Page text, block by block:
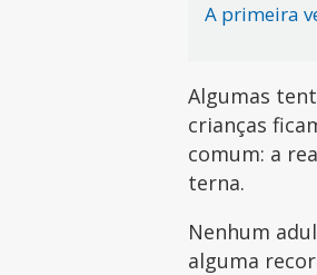
A primeira
Algumas
crianças
comum: a
terna.
Nenhum
alguma